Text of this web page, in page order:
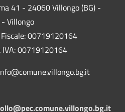
41 - 24060 Villongo (BG) -
Villongo
Fiscale: 00719120164
00719120164